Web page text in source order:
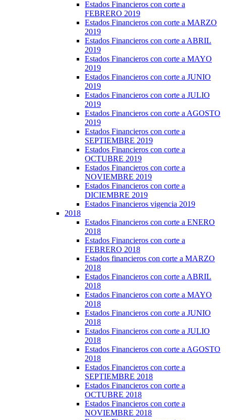
Estados Financieros con corte a
FEBRERO 2019
Estados Financieros con corte a MARZO
2019
Estados Financieros con corte a ABRIL
2019
Estados Financieros con corte a MAYO
2019
Estados Financieros con corte a JUNIO
2019
Estados Financieros con corte a JULIO
2019
Estados Financieros con corte a AGOSTO
2019
Estados Financieros con corte a
SEPTIEMBRE 2019
Estados Financieros con corte a
OCTUBRE 2019
Estados Financieros con corte a
NOVIEMBRE 2019
Estados Financieros con corte a
DICIEMBRE 2019
Estados Financieros vigencia 2019
2018
Estados Financieros con corte a ENERO
2018
Estados Financieros con corte a
FEBRERO 2018
Estados financieros con corte a MARZO
2018
Estados Financieros con corte a ABRIL
2018
Estados Financieros con corte a MAYO
2018
Estados Financieros con corte a JUNIO
2018
Estados Financieros con corte a JULIO
2018
Estados Financieros con corte a AGOSTO
2018
Estados Financieros con corte a
SEPTIEMBRE 2018
Estados Financieros con corte a
OCTUBRE 2018
Estados Financieros con corte a
NOVIEMBRE 2018